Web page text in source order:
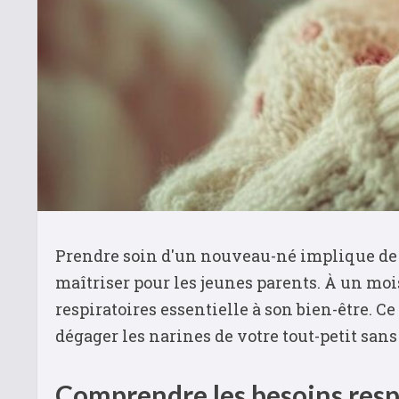
Prendre soin d'un nouveau-né implique
maîtriser pour les jeunes parents. À un
respiratoires essentielle à son bien-être.
dégager les narines de votre tout-petit